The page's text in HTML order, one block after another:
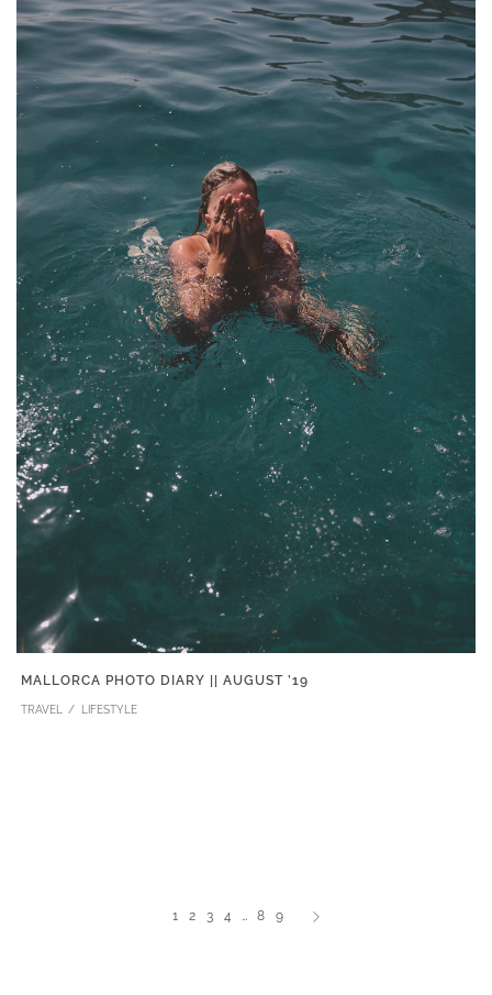
MALLORCA PHOTO DIARY || AUGUST ’19
TRAVEL LIFESTYLE
1 2 3 4 … 8 9